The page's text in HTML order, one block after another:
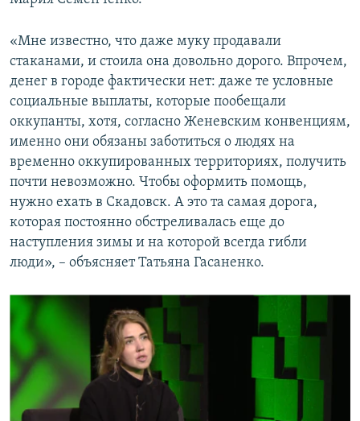
«Мне известно, что даже муку продавали
стаканами, и стоила она довольно дорого. Впрочем,
денег в городе фактически нет: даже те условные
социальные выплаты, которые пообещали
оккупанты, хотя, согласно Женевским конвенциям,
именно они обязаны заботиться о людях на
временно оккупированных территориях, получить
почти невозможно. Чтобы оформить помощь,
нужно ехать в Скадовск. А это та самая дорога,
которая постоянно обстреливалась еще до
наступления зимы и на которой всегда гибли
люди», – объясняет Татьяна Гасаненко.